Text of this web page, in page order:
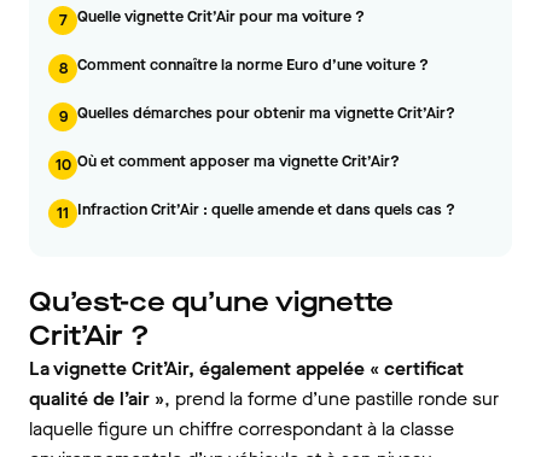
7 Quelle vignette Crit’Air pour ma voiture ?
8 Comment connaître la norme Euro d’une voiture ?
9 Quelles démarches pour obtenir ma vignette Crit’Air?
10 Où et comment apposer ma vignette Crit’Air?
11 Infraction Crit’Air : quelle amende et dans quels cas ?
Qu’est-ce qu’une vignette
Crit’Air ?
La vignette Crit’Air, également appelée « certificat
qualité de l’air », prend la forme d’une pastille ronde sur
laquelle figure un chiffre correspondant à la classe